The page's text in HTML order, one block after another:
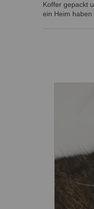
Koffer gepackt
ein Heim